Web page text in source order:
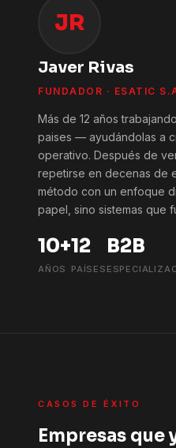
JR
Javer Rivas
FUNDADOR · ESATIC
Más de 12 años
paises — ayudándolas a
operativo. Después de
repetirse en decenas de
método con un enfoque
papel, sino sistemas que
10+
AÑOS
12
PAÍSES
B2B
CASOS DE ÉXITO
Empresas que